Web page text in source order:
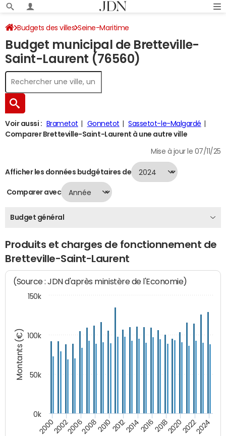
Budgets des villes Seine-Maritime
Bretteville-Saint-Laurent Budget 2024
Budget municipal de Bretteville-
Saint-Laurent (76560)
Voir aussi : Brametot Gonnetot
Sassetot-le-Malgardé
Comparer Bretteville-Saint-Laurent à une autre ville
Mise à jour le 07/11/25
Afficher les données budgétaires de
Comparer avec
Budget général
Produits et charges de fonctionnement de
Bretteville-Saint-Laurent
Montants (€)
(Source : JDN d'après ministère de l'Economie)
200020022006200820102012201420162018202020222024
0k
50k
100k
150k